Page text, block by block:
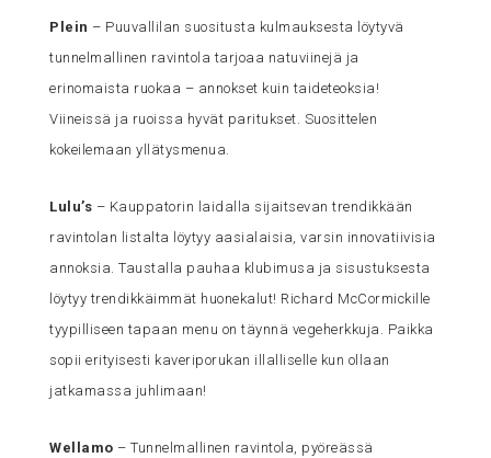
Plein – Puuvallilan suositusta kulmauksesta löytyvä
tunnelmallinen ravintola tarjoaa natuviinejä ja
erinomaista ruokaa – annokset kuin taideteoksia!
Viineissä ja ruoissa hyvät paritukset. Suosittelen
kokeilemaan yllätysmenua.
Lulu’s – Kauppatorin laidalla sijaitsevan trendikkään
ravintolan listalta löytyy aasialaisia, varsin innovatiivisia
annoksia. Taustalla pauhaa klubimusa ja sisustuksesta
löytyy trendikkäimmät huonekalut! Richard McCormickille
tyypilliseen tapaan menu on täynnä vegeherkkuja. Paikka
sopii erityisesti kaveriporukan illalliselle kun ollaan
jatkamassa juhlimaan!
Wellamo – Tunnelmallinen ravintola, pyöreässä